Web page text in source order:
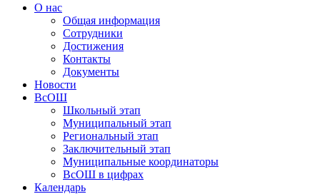
МенюО нас
Общая информация
Сотрудники
Достижения
Контакты
Документы
Новости
ВсОШ
Школьный этап
Муниципальный этап
Региональный этап
Заключительный этап
Муниципальные координаторы
ВсОШ в цифрах
Календарь